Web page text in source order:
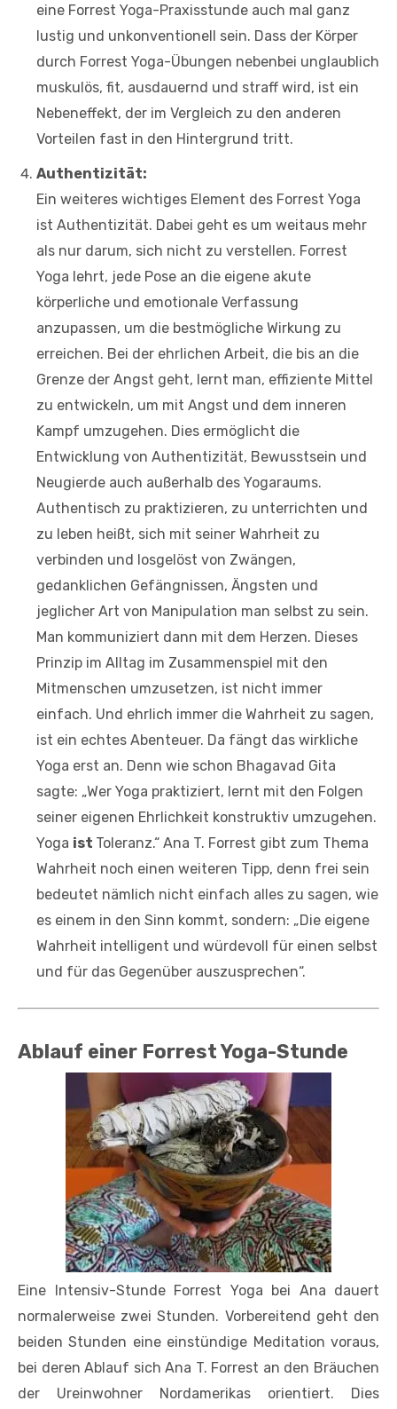
eine Forrest Yoga-Praxisstunde auch mal ganz
lustig und unkonventionell sein. Dass der Körper
durch Forrest Yoga-Übungen nebenbei unglaublich
muskulös, fit, ausdauernd und straff wird, ist ein
Nebeneffekt, der im Vergleich zu den anderen
Vorteilen fast in den Hintergrund tritt.
Authentizität:
Ein weiteres wichtiges Element des Forrest Yoga
ist Authentizität. Dabei geht es um weitaus mehr
als nur darum, sich nicht zu verstellen. Forrest
Yoga lehrt, jede Pose an die eigene akute
körperliche und emotionale Verfassung
anzupassen, um die bestmögliche Wirkung zu
erreichen. Bei der ehrlichen Arbeit, die bis an die
Grenze der Angst geht, lernt man, effiziente Mittel
zu entwickeln, um mit Angst und dem inneren
Kampf umzugehen. Dies ermöglicht die
Entwicklung von Authentizität, Bewusstsein und
Neugierde auch außerhalb des Yogaraums.
Authentisch zu praktizieren, zu unterrichten und
zu leben heißt, sich mit seiner Wahrheit zu
verbinden und losgelöst von Zwängen,
gedanklichen Gefängnissen, Ängsten und
jeglicher Art von Manipulation man selbst zu sein.
Man kommuniziert dann mit dem Herzen. Dieses
Prinzip im Alltag im Zusammenspiel mit den
Mitmenschen umzusetzen, ist nicht immer
einfach. Und ehrlich immer die Wahrheit zu sagen,
ist ein echtes Abenteuer. Da fängt das wirkliche
Yoga erst an. Denn wie schon Bhagavad Gita
sagte: „Wer Yoga praktiziert, lernt mit den Folgen
seiner eigenen Ehrlichkeit konstruktiv umzugehen.
Yoga ist Toleranz.“ Ana T. Forrest gibt zum Thema
Wahrheit noch einen weiteren Tipp, denn frei sein
bedeutet nämlich nicht einfach alles zu sagen, wie
es einem in den Sinn kommt, sondern: „Die eigene
Wahrheit intelligent und würdevoll für einen selbst
und für das Gegenüber auszusprechen“.
Ablauf einer Forrest Yoga-Stunde
Eine Intensiv-Stunde Forrest Yoga bei Ana dauert
normalerweise zwei Stunden. Vorbereitend geht den
beiden Stunden eine einstündige Meditation voraus,
bei deren Ablauf sich Ana T. Forrest an den Bräuchen
der Ureinwohner Nordamerikas orientiert. Dies